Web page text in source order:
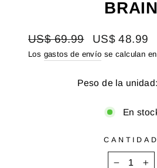
BRAIN
Precio
habitual
US$ 69.99
Precio
de
US$ 48.99
Los gastos de envío se calculan
Peso de la
En
CANTIDAD